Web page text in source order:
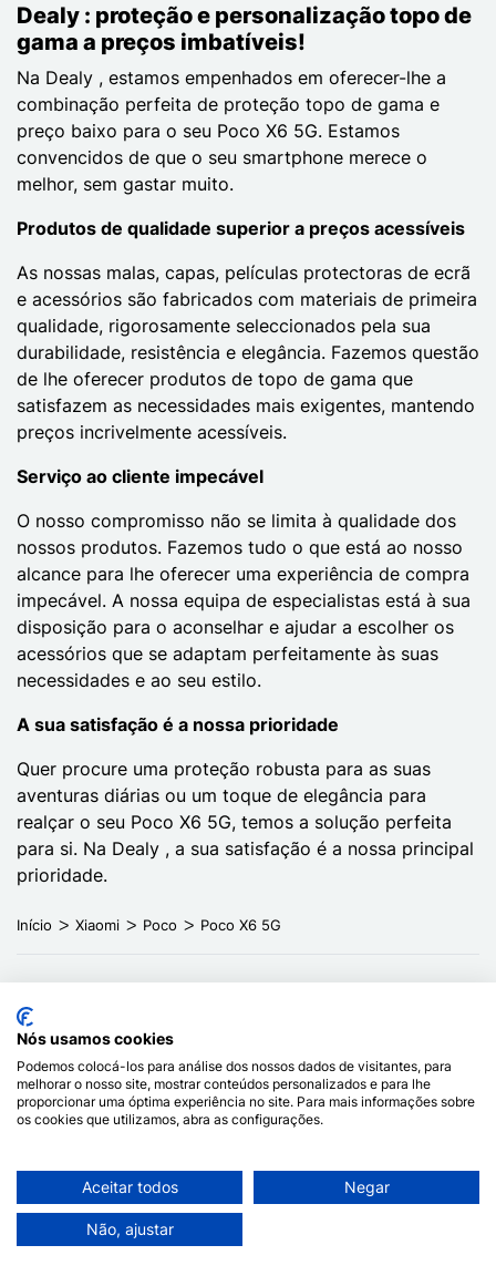
Dealy : proteção e personalização topo de
gama a preços imbatíveis!
Na Dealy , estamos empenhados em oferecer-lhe a
combinação perfeita de proteção topo de gama e
preço baixo para o seu Poco X6 5G. Estamos
convencidos de que o seu smartphone merece o
melhor, sem gastar muito.
Produtos de qualidade superior a preços acessíveis
As nossas malas, capas, películas protectoras de ecrã
e acessórios são fabricados com materiais de primeira
qualidade, rigorosamente seleccionados pela sua
durabilidade, resistência e elegância. Fazemos questão
de lhe oferecer produtos de topo de gama que
satisfazem as necessidades mais exigentes, mantendo
preços incrivelmente acessíveis.
Serviço ao cliente impecável
O nosso compromisso não se limita à qualidade dos
nossos produtos. Fazemos tudo o que está ao nosso
alcance para lhe oferecer uma experiência de compra
impecável. A nossa equipa de especialistas está à sua
disposição para o aconselhar e ajudar a escolher os
acessórios que se adaptam perfeitamente às suas
necessidades e ao seu estilo.
A sua satisfação é a nossa prioridade
Quer procure uma proteção robusta para as suas
aventuras diárias ou um toque de elegância para
realçar o seu Poco X6 5G, temos a solução perfeita
para si. Na Dealy , a sua satisfação é a nossa principal
prioridade.
Início Xiaomi Poco Poco X6 5G
Os menores preços
Aproveite os menores preços para produtos
de alta qualidade.
Nós usamos cookies
Podemos colocá-los para análise dos nossos dados de visitantes, para
melhorar o nosso site, mostrar conteúdos personalizados e para lhe
proporcionar uma óptima experiência no site. Para mais informações sobre
os cookies que utilizamos, abra as configurações.
Aceitar todos Negar
Não, ajustar